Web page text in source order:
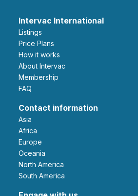
Intervac International
Listings
Price Plans
How it works
About Intervac
Membership
FAQ
Contact information
Asia
Africa
Europe
Oceania
North America
South America